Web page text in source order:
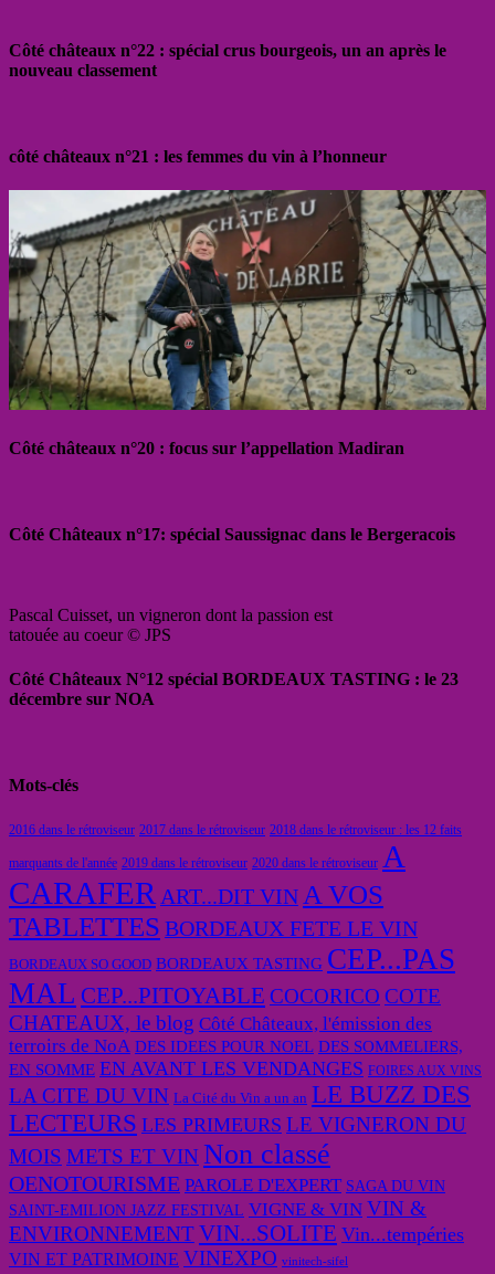
Côté châteaux n°22 : spécial crus bourgeois, un an après le
nouveau classement
côté châteaux n°21 : les femmes du vin à l’honneur
Côté châteaux n°20 : focus sur l’appellation Madiran
Côté Châteaux n°17: spécial Saussignac dans le Bergeracois
Pascal Cuisset, un vigneron dont la passion est
tatouée au coeur © JPS
Côté Châteaux N°12 spécial BORDEAUX TASTING : le 23
décembre sur NOA
Mots-clés
2016 dans le rétroviseur 2017 dans le rétroviseur 2018 dans le rétroviseur : les 12 faits
marquants de l'année 2019 dans le rétroviseur 2020 dans le rétroviseur A
CARAFERART...DIT VINA VOS
TABLETTES BORDEAUX FETE LE VIN
BORDEAUX SO GOOD BORDEAUX TASTING CEP...PAS
MAL CEP...PITOYABLE COCORICO COTE
CHATEAUX, le blog Côté Châteaux, l'émission des
terroirs de NoA DES IDEES POUR NOEL DES SOMMELIERS,
EN SOMME EN AVANT LES VENDANGES FOIRES AUX VINS
LA CITE DU VIN La Cité du Vin a un an LE BUZZ DES
LECTEURS LES PRIMEURS LE VIGNERON DU
MOIS METS ET VIN Non classé
OENOTOURISME PAROLE D'EXPERT SAGA DU VIN
SAINT-EMILION JAZZ FESTIVAL VIGNE & VIN VIN &
ENVIRONNEMENTVIN...SOLITE Vin...tempéries
VIN ET PATRIMOINE VINEXPO vinitech-sifel